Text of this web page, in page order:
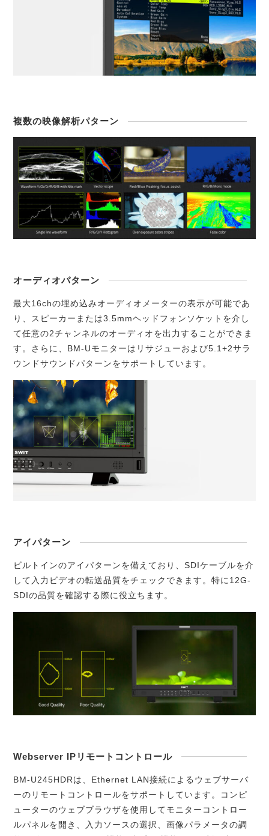
複数の映像解析パターン
オーディオパターン
最大16chの埋め込みオーディオメーターの表示が可能であ
り、スピーカーまたは3.5mmヘッドフォンソケットを介し
て任意の2チャンネルのオーディオを出力することができま
す。さらに、BM-Uモニターはリサジューおよび5.1+2サラ
ウンドサウンドパターンをサポートしています。
アイパターン
ビルトインのアイパターンを備えており、SDIケーブルを介
して入力ビデオの転送品質をチェックできます。特に12G-
SDIの品質を確認する際に役立ちます。
Webserver IPリモートコントロール
BM-U245HDRは、Ethernet LAN接続によるウェブサーバ
ーのリモートコントロールをサポートしています。コンピ
ューターのウェブブラウザを使用してモニターコントロー
ルパネルを開き、入力ソースの選択、画像パラメータの調